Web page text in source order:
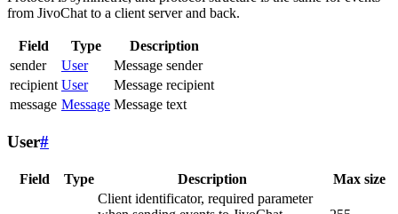
from JivoChat to a client server and back.
Field Type
Description
sender
User
Message sender
recipient User
Message recipient
message Message Message text
User#
Field Type Description Max size
Client identificator, required parameter